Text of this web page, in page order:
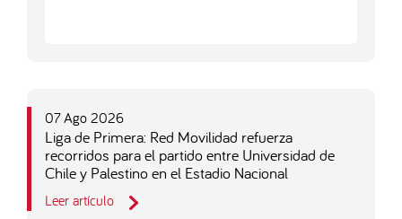
07 Ago 2026
Liga de Primera: Red Movilidad refuerza
recorridos para el partido entre Universidad de
Chile y Palestino en el Estadio Nacional
Leer artículo